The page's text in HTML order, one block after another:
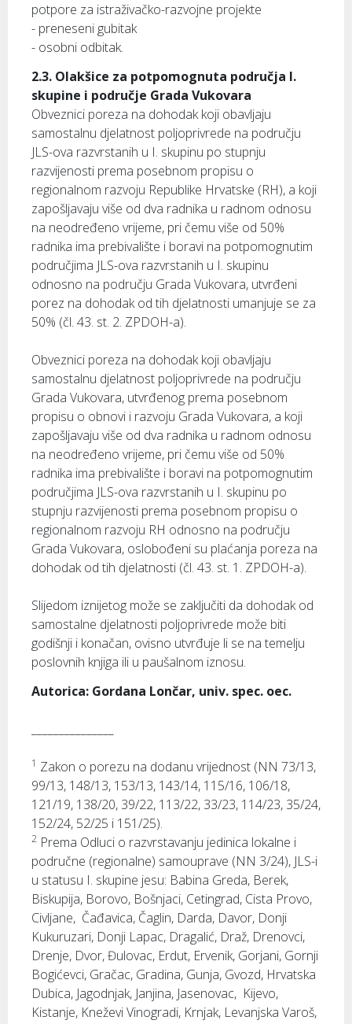
potpore za istraživačko-razvojne projekte
- preneseni gubitak
- osobni odbitak.
2.3. Olakšice za potpomognuta područja I.
skupine i područje Grada Vukovara
Obveznici poreza na dohodak koji obavljaju
samostalnu djelatnost poljoprivrede na području
JLS-ova razvrstanih u I. skupinu po stupnju
razvijenosti prema posebnom propisu o
regionalnom razvoju Republike Hrvatske (RH), a koji
zapošljavaju više od dva radnika u radnom odnosu
na neodređeno vrijeme, pri čemu više od 50%
radnika ima prebivalište i boravi na potpomognutim
područjima JLS-ova razvrstanih u I. skupinu
odnosno na području Grada Vukovara, utvrđeni
porez na dohodak od tih djelatnosti umanjuje se za
50% (čl. 43. st. 2. ZPDOH-a).
Obveznici poreza na dohodak koji obavljaju
samostalnu djelatnost poljoprivrede na području
Grada Vukovara, utvrđenog prema posebnom
propisu o obnovi i razvoju Grada Vukovara, a koji
zapošljavaju više od dva radnika u radnom odnosu
na neodređeno vrijeme, pri čemu više od 50%
radnika ima prebivalište i boravi na potpomognutim
područjima JLS-ova razvrstanih u I. skupinu po
stupnju razvijenosti prema posebnom propisu o
regionalnom razvoju RH odnosno na području
Grada Vukovara, oslobođeni su plaćanja poreza na
dohodak od tih djelatnosti (čl. 43. st. 1. ZPDOH-a).
Slijedom iznijetog može se zaključiti da dohodak od
samostalne djelatnosti poljoprivrede može biti
godišnji i konačan, ovisno utvrđuje li se na temelju
poslovnih knjiga ili u paušalnom iznosu.
Autorica: Gordana Lončar, univ. spec. oec.
1 Zakon o porezu na dodanu vrijednost (NN 73/13,
99/13, 148/13, 153/13, 143/14, 115/16, 106/18,
121/19, 138/20, 39/22, 113/22, 33/23, 114/23, 35/24,
152/24, 52/25 i 151/25).
2 Prema Odluci o razvrstavanju jedinica lokalne i
područne (regionalne) samouprave (NN 3/24), JLS-i
u statusu I. skupine jesu: Babina Greda, Berek,
Biskupija, Borovo, Bošnjaci, Cetingrad, Cista Provo,
Civljane, Čađavica, Čaglin, Darda, Davor, Donji
Kukuruzari, Donji Lapac, Dragalić, Draž, Drenovci,
Drenje, Dvor, Đulovac, Erdut, Ervenik, Gorjani, Gornji
Bogićevci, Gračac, Gradina, Gunja, Gvozd, Hrvatska
Dubica, Jagodnjak, Janjina, Jasenovac, Kijevo,
Kistanje, Kneževi Vinogradi, Krnjak, Levanjska Varoš,